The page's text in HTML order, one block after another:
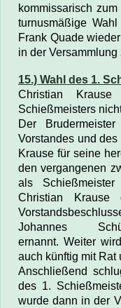
kommissarisch
turnusmäßige Wahl
Frank Quade
in der
15.) Wahl des 1.
Christian
Schießmeisters
Der
Vorstandes und
Krause für seine
den vergangenen
als
Christian Krause
Johannes
ernannt. Weiter
auch künftig mit Rat
Anschließend
des 1.
wurde dann in der